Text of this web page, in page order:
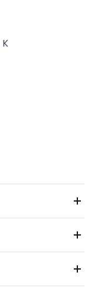
K